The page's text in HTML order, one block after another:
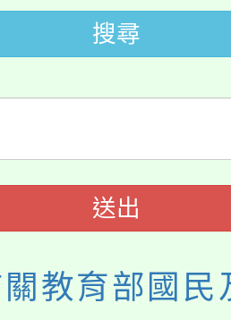
學年度學生
及新住民語歌
115學年度第
教師甄選結果(
115學年度第
教師甄選結果(
文化大學推廣
》溝通分析基
商輔導、社會
搜尋
送出
教育部國民